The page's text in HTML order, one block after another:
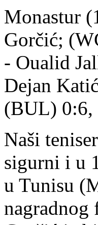
Monastur
Gorčić;
- Oualid
Dejan
(BUL) 0:6,
Naši
sigurni i u
u Tunisu
nagradnog